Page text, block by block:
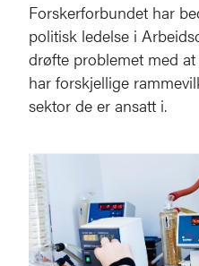
Forskerforbundet har
politisk ledelse i
drøfte problemet med
har forskjellige
sektor de er ansatt i.